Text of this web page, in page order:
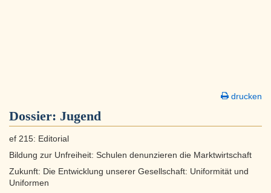
drucken
Dossier: Jugend
ef 215: Editorial
Bildung zur Unfreiheit: Schulen denunzieren die Marktwirtschaft
Zukunft: Die Entwicklung unserer Gesellschaft: Uniformität und
Uniformen